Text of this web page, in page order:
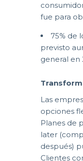
fue para
75% de
previsto
general en
Las
opciones
Planes de
later
después)
Clientes